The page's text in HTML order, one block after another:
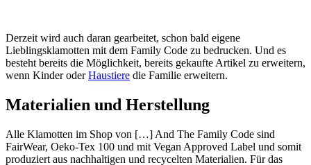
Derzeit wird auch daran gearbeitet, schon bald eigene
Lieblingsklamotten mit dem Family Code zu bedrucken. Und es
besteht bereits die Möglichkeit, bereits gekaufte Artikel zu erweitern,
wenn Kinder oderHaustiere die Familie erweitern.
Materialien und Herstellung
Alle Klamotten im Shop von […] And The Family Code sind
FairWear, Oeko-Tex 100 und mit Vegan Approved Label und somit
produziert aus nachhaltigen und recycelten Materialien. Für das